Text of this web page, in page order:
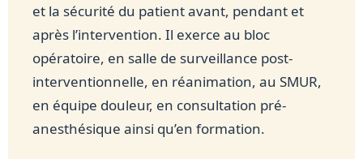
et la sécurité du patient avant, pendant et
après l’intervention. Il exerce au bloc
opératoire, en salle de surveillance post-
interventionnelle, en réanimation, au SMUR,
en équipe douleur, en consultation pré-
anesthésique ainsi qu’en formation.